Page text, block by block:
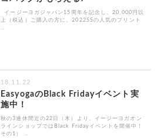
イージーヨガジャパン15周年を記念し、20,000円以
上（税込）ご購入の方に、2022SSの人気のプリント
18.11.22
EasyogaのBlack Fridayイベント実
施中！
秋の3連休間近の22日（木）より、イージーヨガオン
ラインショップではBlack Fridayイベントを開催中！
その1） …